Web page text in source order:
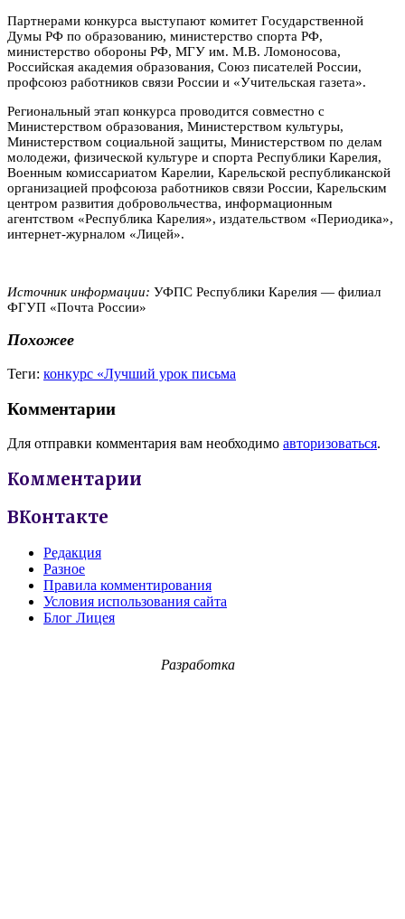
Партнерами конкурса выступают комитет Государственной
Думы РФ по образованию, министерство спорта РФ,
министерство обороны РФ, МГУ им. М.В. Ломоносова,
Российская академия образования, Союз писателей России,
профсоюз работников связи России и «Учительская газета».
Региональный этап конкурса проводится совместно с
Министерством образования, Министерством культуры,
Министерством социальной защиты, Министерством по делам
молодежи, физической культуре и спорта Республики Карелия,
Военным комиссариатом Карелии, Карельской республиканской
организацией профсоюза работников связи России, Карельским
центром развития добровольчества, информационным
агентством «Республика Карелия», издательством «Периодика»,
интернет-журналом «Лицей».
Источник информации: УФПС Республики Карелия — филиал
ФГУП «Почта России»
Похожее
Теги: конкурс «Лучший урок письма
Комментарии
Для отправки комментария вам необходимо авторизоваться.
Комментарии
ВКонтакте
Редакция
Разное
Правила комментирования
Условия использования сайта
Блог Лицея
Разработка